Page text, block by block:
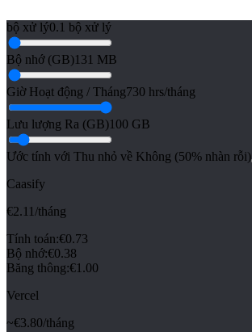
bộ xử lý0.1 bộ xử lý
Bộ nhớ (GB)131 MB
Giờ Hoạt động / Tháng730 hrs/tháng
Lưu lượng Ra (GB)100 GB
Ước tính với Thu nhỏ về Không (50% nhàn rỗi)
Caasify
€2.11/tháng
Tính toán:€0.73
Bộ nhớ:€0.38
Băng thông:€1.00
Vercel
~€3.80/tháng